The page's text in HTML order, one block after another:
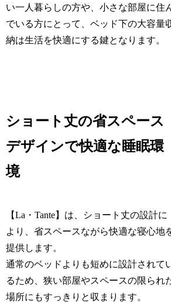
い一人暮らしの方や、小さな部屋に住
でいる方にとって、ベッド下の大容量
納は生活を快適にする鍵となります。
ショート丈の省スペース
デザインで快適な睡眠環
境
【La・Tante】は、ショート丈の設計に
より、省スペースながら快適な寝心地
提供します。
通常のベッドよりも短めに設計されて
るため、狭い部屋やスペースの限られ
場所にもすっきりと収まります。